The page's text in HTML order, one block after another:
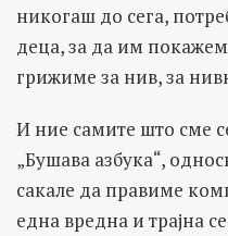
никогаш до сега,
деца, за да им
грижиме за нив, за
И ние самите што сме
„Бушава азбука“,
сакале да правиме
една вредна и трајна